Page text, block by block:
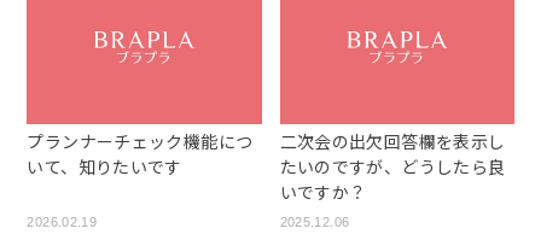
プランナーチェック機能につ
いて、知りたいです
2026.02.19
二次会の出欠回答欄を表示し
たいのですが、どうしたら良
いですか？
2025.12.06